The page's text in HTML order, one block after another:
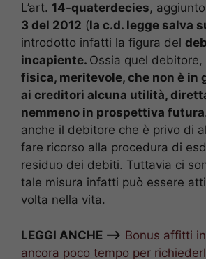
L’art. 14-quaterdecies,
3 del 2012 (la c.d. legge salva
introdotto infatti la figura del
incapiente. Ossia quel debitore,
fisica, meritevole, che non è in
ai creditori alcuna utilità,
nemmeno in prospettiva futura
anche il debitore che è privo di
fare ricorso alla procedura di
residuo dei debiti. Tuttavia ci
tale misura infatti può essere
volta nella vita.
LEGGI ANCHE —> Bonus affitti
ancora poco tempo per